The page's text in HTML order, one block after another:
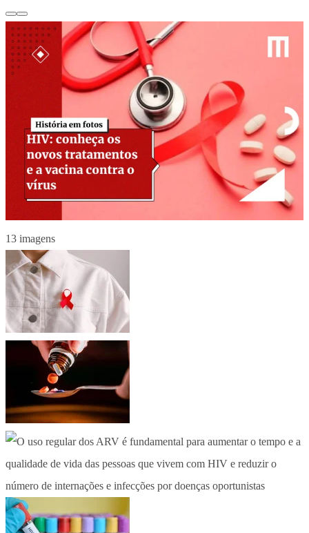
13 imagens